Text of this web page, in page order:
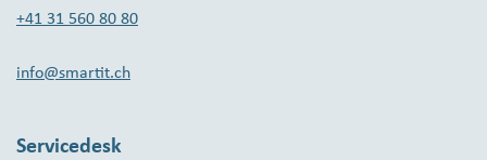
+41 31 560 80 80
info@smartit.ch
Servicedesk